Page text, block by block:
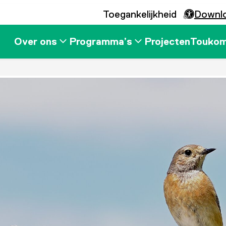
Toegankelijkheid
Over ons Programma’s Projecten